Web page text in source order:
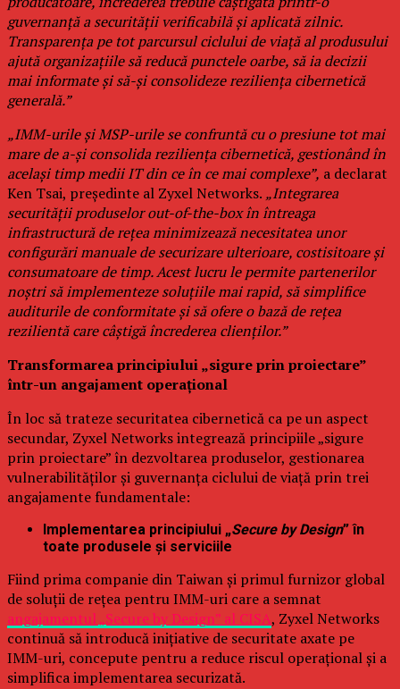
guvernanță a securității verificabilă și aplicată zilnic.
Transparența pe tot parcursul ciclului de viață al produsului
ajută organizațiile să reducă punctele oarbe, să ia decizii
mai informate și să-și consolideze reziliența cibernetică
generală.”
„IMM-urile și MSP-urile se confruntă cu o presiune tot mai
mare de a-și consolida reziliența cibernetică, gestionând în
același timp medii IT din ce în ce mai complexe”, a declarat
Ken Tsai, președinte al Zyxel Networks. „Integrarea
securității produselor out-of-the-box în întreaga
infrastructură de rețea minimizează necesitatea unor
configurări manuale de securizare ulterioare, costisitoare și
consumatoare de timp. Acest lucru le permite partenerilor
noștri să implementeze soluțiile mai rapid, să simplifice
auditurile de conformitate și să ofere o bază de rețea
rezilientă care câștigă încrederea clienților.”
Transformarea principiului „sigure prin proiectare”
într-un angajament operațional
În loc să trateze securitatea cibernetică ca pe un aspect
secundar, Zyxel Networks integrează principiile „sigure
prin proiectare” în dezvoltarea produselor, gestionarea
vulnerabilităților și guvernanța ciclului de viață prin trei
angajamente fundamentale:
Implementarea principiului „Secure by Design” în
toate produsele și serviciile
Fiind prima companie din Taiwan și primul furnizor global
de soluții de rețea pentru IMM-uri care a semnat
angajamentul „Secure by Design” al CISA, Zyxel Networks
continuă să introducă inițiative de securitate axate pe
IMM-uri, concepute pentru a reduce riscul operațional și a
simplifica implementarea securizată.